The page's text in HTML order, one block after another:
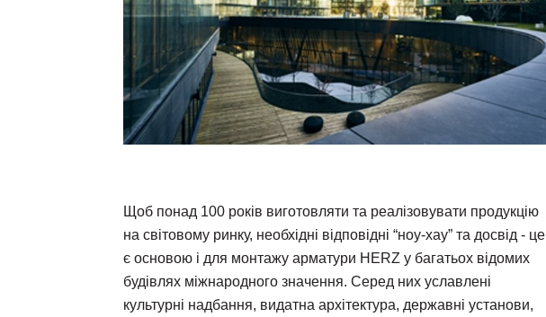
Щоб понад 100 років виготовляти та реалізовувати продукцію
на світовому ринку, необхідні відповідні “ноу-хау” та досвід - це
є основою і для монтажу арматури HERZ у багатьох відомих
будівлях міжнародного значення. Серед них уславлені
культурні надбання, видатна архітектура, державні установи,